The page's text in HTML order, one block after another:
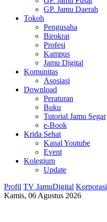
GP. Jamu Daerah
Tokoh
Pengusaha
Birokrat
Profesi
Kampus
Jamu Digital
Komunitas
Asosiasi
Download
Peraturan
Buku
Tutorial Jamu Segar
e-Book
Krida Sehat
Kanal Youtube
Event
Kolegium
Update
Profil TV JamuDigital Korporasi
Kamis, 06 Agustus 2026